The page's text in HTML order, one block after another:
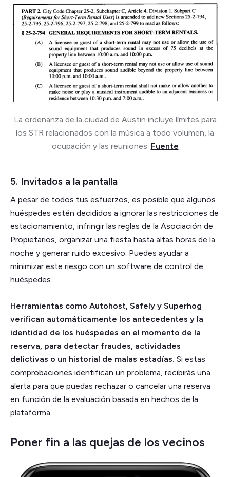
La ordenanza de la ciudad de Austin incluye límites para
los STR relacionados con la música a todo volumen, la
ocupación y las reuniones. Fuente
5. Invitados a la pantalla
A pesar de todos tus esfuerzos, es posible que algunos
huéspedes estén decididos a ignorar las restricciones de
estacionamiento, infringir las reglas de la Asociación de
Propietarios, organizar una fiesta hasta altas horas de la
noche y generar ruido excesivo. Puedes ayudar a
minimizar este riesgo con un software de control de
huéspedes.
Herramientas como Autohost, Safely y Superhog
verifican automáticamente los antecedentes y la
identidad de los huéspedes en el momento de la
reserva, para detectar fraudes, actividades
delictivas o un historial de malas estadías. Si estas
comprobaciones identifican un problema, recibirás una
alerta para que puedas rechazar o cancelar una reserva
en función de la evaluación basada en hechos de la
plataforma.
Poner fin a las quejas de los vecinos